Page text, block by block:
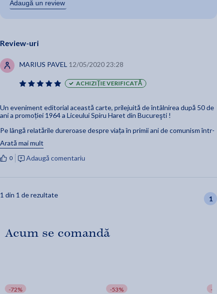
Adaugă un review
Review-uri
MARIUS PAVEL 12/05/2020 23:28
ACHIZIȚIE VERIFICATĂ
Un eveniment editorial această carte, prilejuită de întâlnirea după 50 de
ani a promoției 1964 a Liceului Spiru Haret din Bucureşti !
Pe lângă relatările dureroase despre viața în primii ani de comunism într-
vieții de licean,
cartea beneficiază de un studiu foarte concentrat despre efectele
datorăm prestigiosului istoric Matei Cazacu ( specialist în altă epocă
promației sus-menționate!
Țineți seama că sunt plin de invidie pe colegii noştri de la Spiru Haret, din
Arată mai mult
0 Adaugă comentariu
1 din 1 de rezultate 1
Acum se comandă
-72% -53% -